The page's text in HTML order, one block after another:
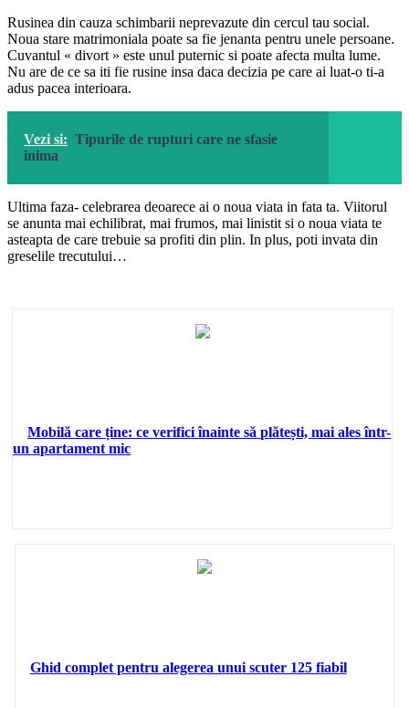
Rusinea din cauza schimbarii neprevazute din cercul tau social.
Noua stare matrimoniala poate sa fie jenanta pentru unele persoane.
Cuvantul « divort » este unul puternic si poate afecta multa lume.
Nu are de ce sa iti fie rusine insa daca decizia pe care ai luat-o ti-a
adus pacea interioara.
Vezi si: Tipurile de rupturi care ne sfasie
inima
Ultima faza- celebrarea deoarece ai o noua viata in fata ta. Viitorul
se anunta mai echilibrat, mai frumos, mai linistit si o noua viata te
asteapta de care trebuie sa profiti din plin. In plus, poti invata din
greselile trecutului…
Mobilă care ține: ce verifici înainte să plătești, mai ales într-
un apartament mic
Ghid complet pentru alegerea unui scuter 125 fiabil